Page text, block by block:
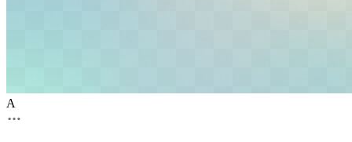
А